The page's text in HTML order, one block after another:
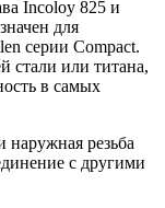
Incoloy 825 и
для
серии Compact.
стали или титана,
в самых
резьба
с другими